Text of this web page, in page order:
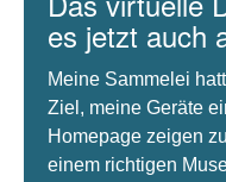
es jetzt auch
Meine Sammelei
Ziel, meine Geräte
Homepage zeigen
einem richtigen